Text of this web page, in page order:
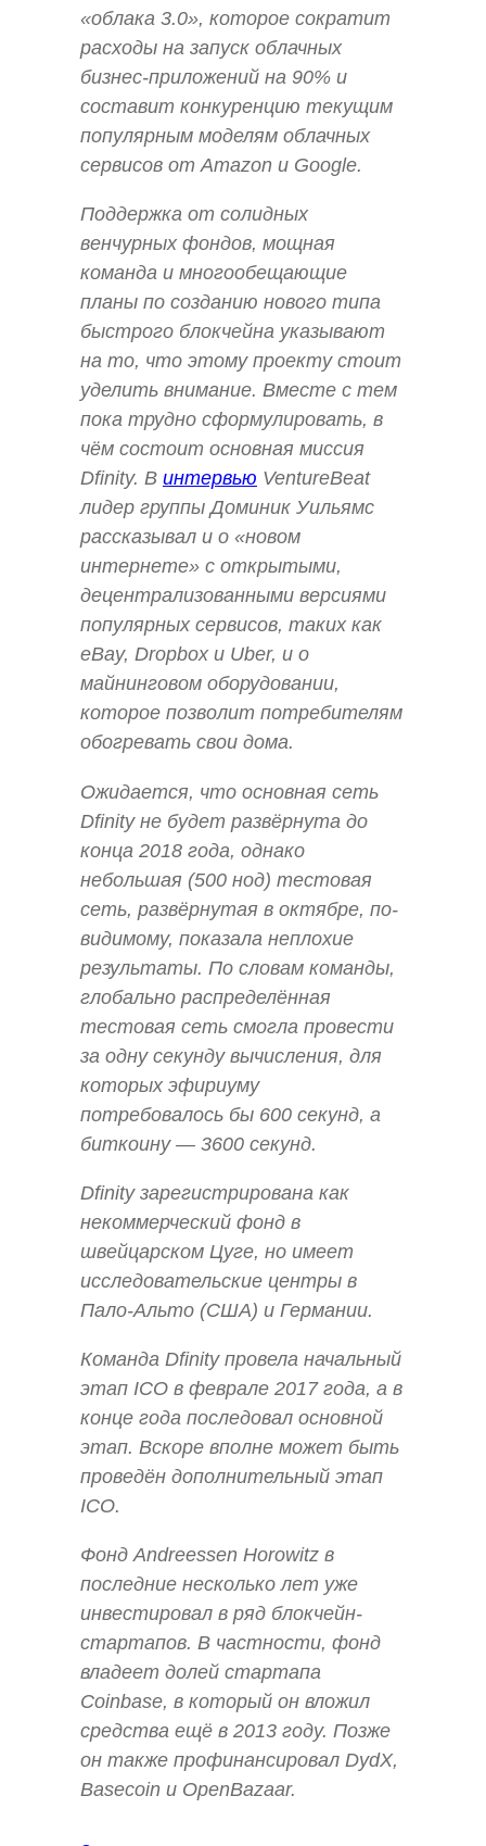
«облака 3.0», которое сократит
расходы на запуск облачных
бизнес-приложений на 90% и
составит конкуренцию текущим
популярным моделям облачных
сервисов от Amazon и Google.
Поддержка от солидных
венчурных фондов, мощная
команда и многообещающие
планы по созданию нового типа
быстрого блокчейна указывают
на то, что этому проекту стоит
уделить внимание. Вместе с тем
пока трудно сформулировать, в
чём состоит основная миссия
Dfinity. В интервью VentureBeat
лидер группы Доминик Уильямс
рассказывал и о «новом
интернете» с открытыми,
децентрализованными версиями
популярных сервисов, таких как
eBay, Dropbox и Uber, и о
майнинговом оборудовании,
которое позволит потребителям
обогревать свои дома.
Ожидается, что основная сеть
Dfinity не будет развёрнута до
конца 2018 года, однако
небольшая (500 нод) тестовая
сеть, развёрнутая в октябре, по-
видимому, показала неплохие
результаты. По словам команды,
глобально распределённая
тестовая сеть смогла провести
за одну секунду вычисления, для
которых эфириуму
потребовалось бы 600 секунд, а
биткоину — 3600 секунд.
Dfinity зарегистрирована как
некоммерческий фонд в
швейцарском Цуге, но имеет
исследовательские центры в
Пало-Альто (США) и Германии.
Команда Dfinity провела начальный
этап ICO в феврале 2017 года, а в
конце года последовал основной
этап. Вскоре вполне может быть
проведён дополнительный этап
ICO.
Фонд Andreessen Horowitz в
последние несколько лет уже
инвестировал в ряд блокчейн-
стартапов. В частности, фонд
владеет долей стартапа
Coinbase, в который он вложил
средства ещё в 2013 году. Позже
он также профинансировал DydX,
Basecoin и OpenBazaar.